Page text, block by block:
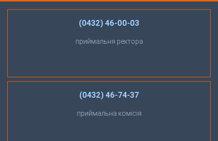
(0432) 46-00-03
приймальня ректора
(0432) 46-74-37
приймальна комісія